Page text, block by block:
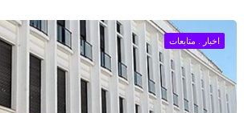
اخبار . متابعات